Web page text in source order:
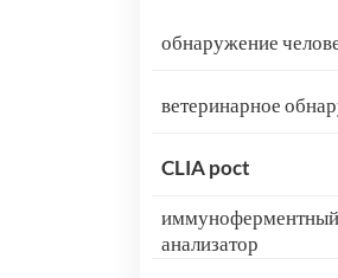
обнаружение
ветеринарное
CLIA poct
иммуноферментный
анализатор